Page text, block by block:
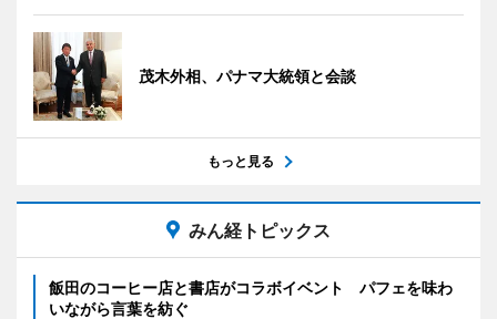
茂木外相、パナマ大統領と会談
もっと見る
みん経トピックス
飯田のコーヒー店と書店がコラボイベント パフェを味わ
いながら言葉を紡ぐ